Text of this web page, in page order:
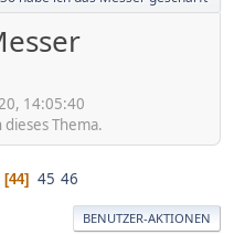
14:05:40
Thema.
44 45 46
BENUTZER-AKTIONEN